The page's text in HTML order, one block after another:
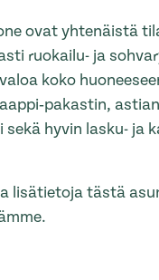
ovat yhtenäistä
ruokailu- ja
koko
sekä hyvin lasku- ja
lisätietoja tästä